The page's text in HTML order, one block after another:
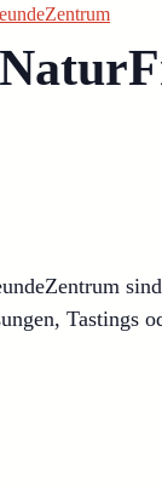
Tastings